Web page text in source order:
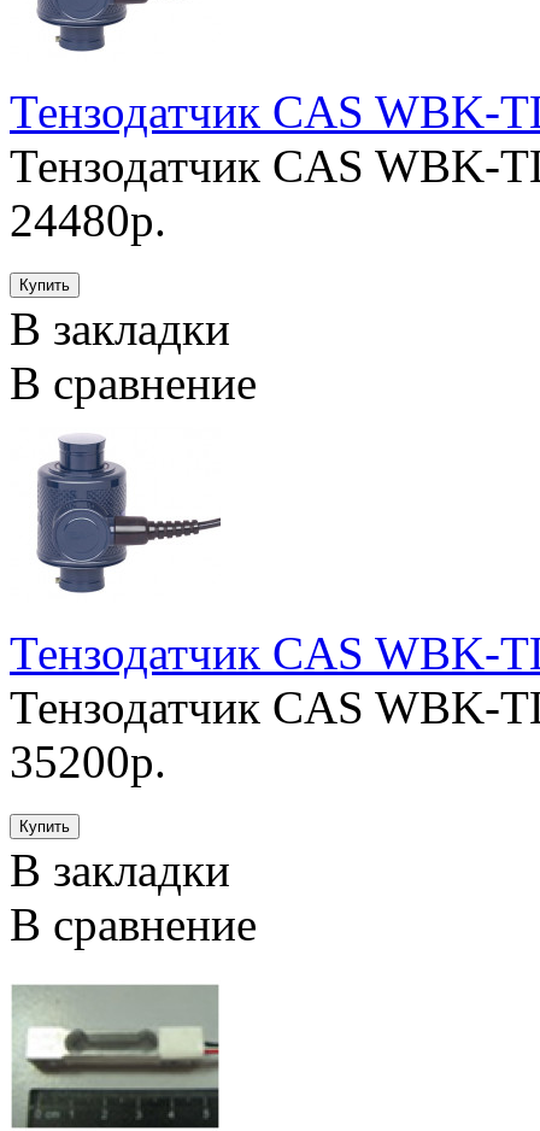
Тензодатчик CAS WBK-
Тензодатчик CAS WBK-
24480р.
В закладки
В сравнение
Тензодатчик CAS WBK-
Тензодатчик CAS WBK-
35200р.
В закладки
В сравнение